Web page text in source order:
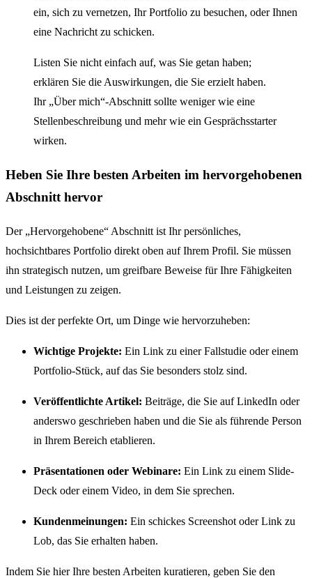
ein, sich zu vernetzen, Ihr Portfolio zu besuchen, oder Ihnen
eine Nachricht zu schicken.
Listen Sie nicht einfach auf, was Sie getan haben;
erklären Sie die Auswirkungen, die Sie erzielt haben.
Ihr „Über mich“-Abschnitt sollte weniger wie eine
Stellenbeschreibung und mehr wie ein Gesprächsstarter
wirken.
Heben Sie Ihre besten Arbeiten im hervorgehobenen
Abschnitt hervor
Der „Hervorgehobene“ Abschnitt ist Ihr persönliches,
hochsichtbares Portfolio direkt oben auf Ihrem Profil. Sie müssen
ihn strategisch nutzen, um greifbare Beweise für Ihre Fähigkeiten
und Leistungen zu zeigen.
Dies ist der perfekte Ort, um Dinge wie hervorzuheben:
Wichtige Projekte: Ein Link zu einer Fallstudie oder einem
Portfolio-Stück, auf das Sie besonders stolz sind.
Veröffentlichte Artikel: Beiträge, die Sie auf LinkedIn oder
anderswo geschrieben haben und die Sie als führende Person
in Ihrem Bereich etablieren.
Präsentationen oder Webinare: Ein Link zu einem Slide-
Deck oder einem Video, in dem Sie sprechen.
Kundenmeinungen: Ein schickes Screenshot oder Link zu
Lob, das Sie erhalten haben.
Indem Sie hier Ihre besten Arbeiten kuratieren, geben Sie den